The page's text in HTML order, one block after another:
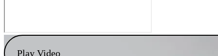
Play Video